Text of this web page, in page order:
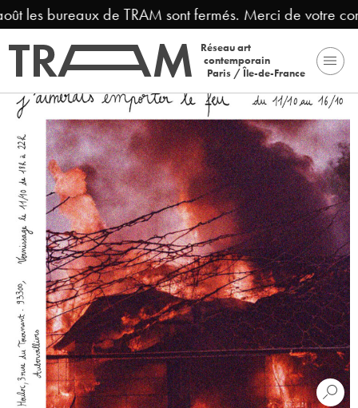
les bureaux de TRAM sont fermés. Merci de votre
Réseau art
contemporain
Paris / Île-de-France